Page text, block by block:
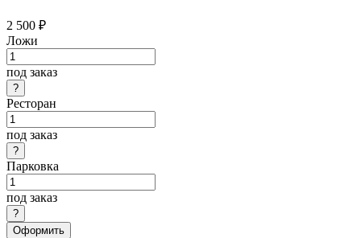
2 500 ₽
Ложи
под заказ
Ресторан
под заказ
Парковка
под заказ
Оформить